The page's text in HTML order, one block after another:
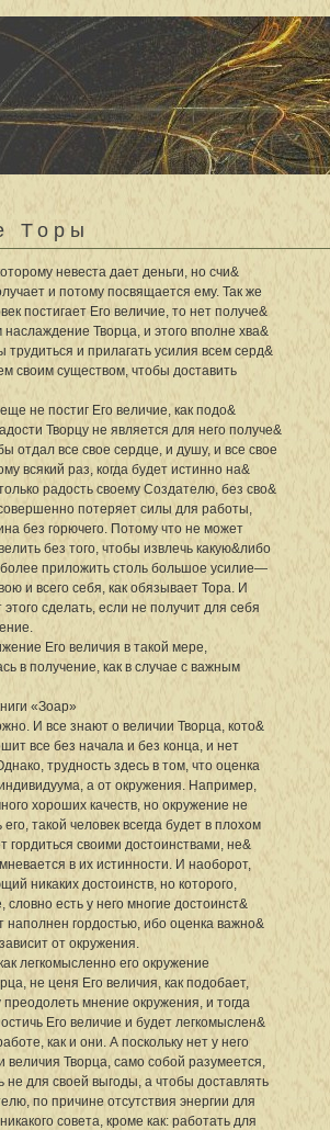
Торы
невеста дает деньги, но счи&
и потому посвящается ему. Так же
постигает Его величие, то нет получе&
Творца, и этого вполне хва&
трудиться и прилагать усилия всем серд&
своим существом, чтобы доставить
не постиг Его величие, как подо&
Творцу не является для него получе&
отдал все свое сердце, и душу, и все свое
всякий раз, когда будет истинно на&
радость своему Создателю, без сво&
потеряет силы для работы,
без горючего. Потому что не может
без того, чтобы извлечь какую&либо
приложить столь большое усилие—
и всего себя, как обязывает Тора. И
сделать, если не получит для себя
Его величия в такой мере,
в получение, как в случае с важным
«Зоар»
И все знают о величии Творца, кото&
все без начала и без конца, и нет
трудность здесь в том, что оценка
а от окружения. Например,
хороших качеств, но окружение не
такой человек всегда будет в плохом
гордиться своими достоинствами, не&
в их истинности. И наоборот,
никаких достоинств, но которого,
словно есть у него многие достоинст&
наполнен гордостью, ибо оценка важно&
от окружения.
легкомысленно его окружение
не ценя Его величия, как подобает,
мнение окружения, и тогда
Его величие и будет легкомыслен&
как и они. А поскольку нет у него
величия Творца, само собой разумеется,
не для своей выгоды, а чтобы доставлять
по причине отсутствия энергии для
совета, кроме как: работать для